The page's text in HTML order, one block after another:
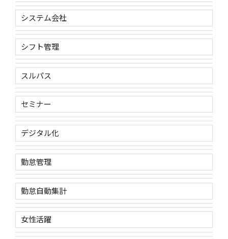
システム会社
シフト管理
スルパス
セミナー
デジタル化
勤怠管理
勤怠自動集計
女性活躍